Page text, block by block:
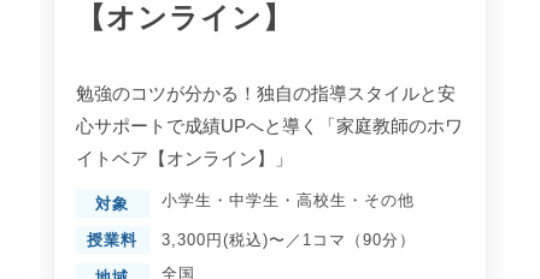
【オンライン】
勉強のコツが分かる！独自の指導スタイルと安
心サポートで成績UPへと導く「家庭教師のホワ
イトベア【オンライン】」
対象 小学生 ・ 中学生 ・ 高校生 ・ その他
授業料 3,300円(税込)〜／1コマ（90分）
全国